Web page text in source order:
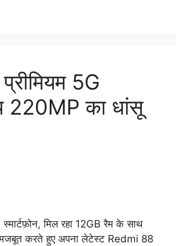
5G
220MP का धांसू
मिल रहा 12GB रैम के साथ
मजबूत करते हुए अपना लेटेस्ट Redmi 88